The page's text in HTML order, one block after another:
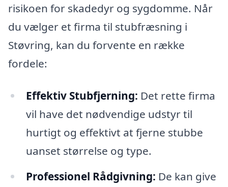
risikoen for skadedyr og sygdomme. Når
du vælger et firma til stubfræsning i
Støvring, kan du forvente en række
fordele:
Effektiv Stubfjerning: Det rette firma
vil have det nødvendige udstyr til
hurtigt og effektivt at fjerne stubbe
uanset størrelse og type.
Professionel Rådgivning: De kan give